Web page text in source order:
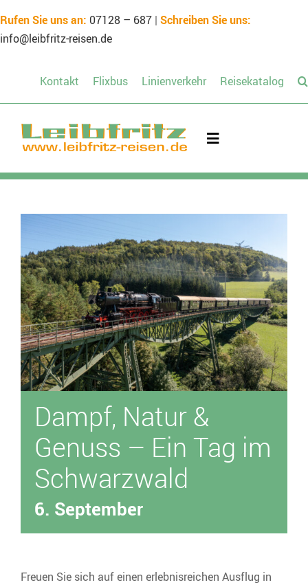
to
content
Rufen Sie uns an: 07128 – 687| Schreiben Sie uns:
info@leibfritz-reisen.de
Kontakt Flixbus Linienverkehr Reisekatalog
Toggle
Unsere Reisen
Schülerreisen
Über uns
Unser Fuhrpark
Dampf, Natur &
Genuss – Ein Tag im
Schwarzwald
6. September
Freuen Sie sich auf einen erlebnisreichen Ausflug in